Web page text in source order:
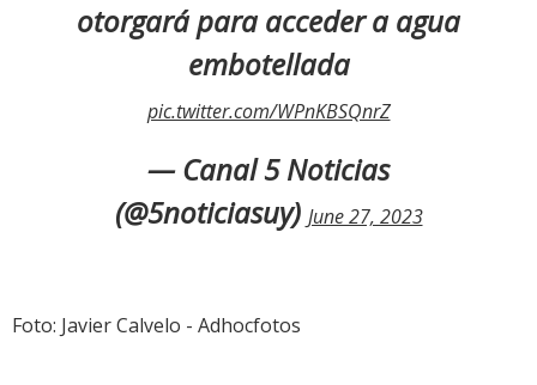
otorgará para acceder a agua
embotellada
pic.twitter.com/WPnKBSQnrZ
— Canal 5 Noticias
(@5noticiasuy) June 27, 2023
Foto: Javier Calvelo - Adhocfotos